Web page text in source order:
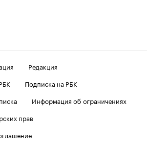
Редакция
Подписка на РБК
Информация об ограничениях
прав